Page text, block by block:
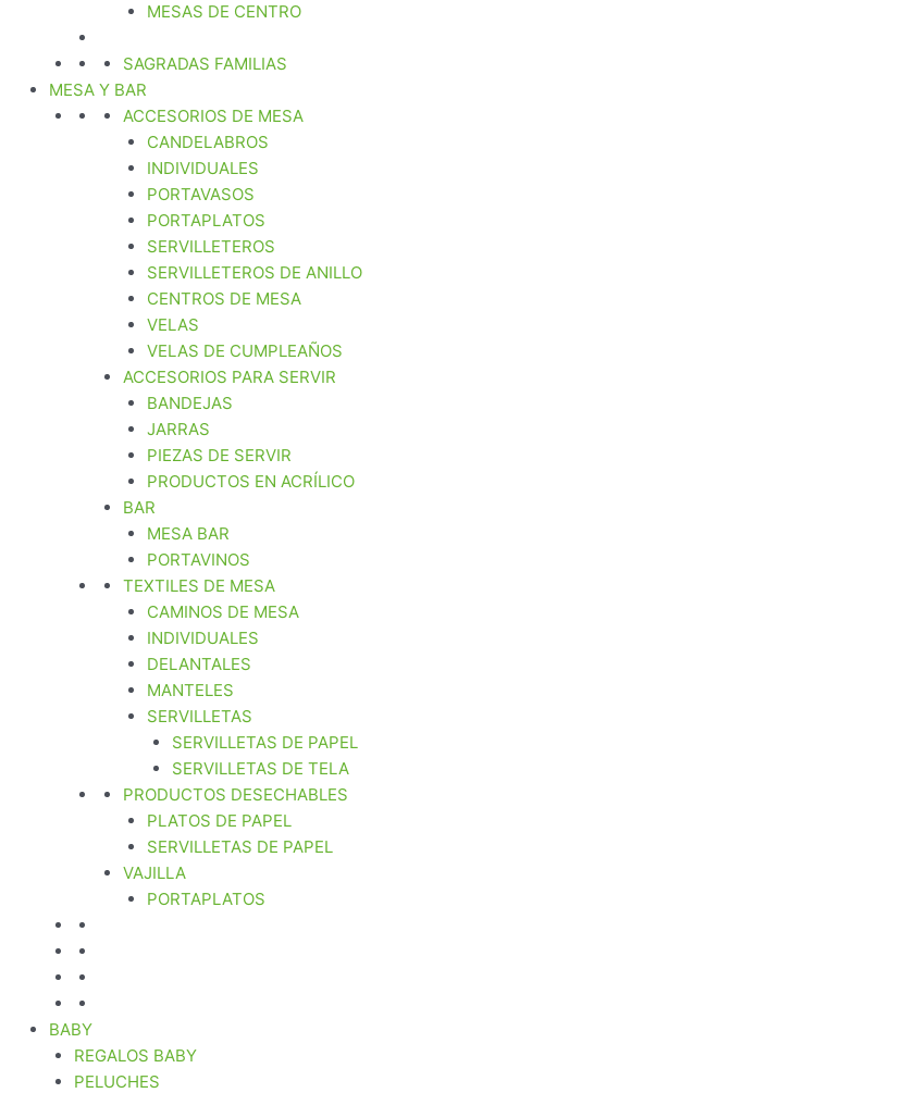
MESAS DE CENTRO
SAGRADAS FAMILIAS
MESA Y BAR
ACCESORIOS DE MESA
CANDELABROS
INDIVIDUALES
PORTAVASOS
PORTAPLATOS
SERVILLETEROS
SERVILLETEROS DE ANILLO
CENTROS DE MESA
VELAS
VELAS DE CUMPLEAÑOS
ACCESORIOS PARA SERVIR
BANDEJAS
JARRAS
PIEZAS DE SERVIR
PRODUCTOS EN ACRÍLICO
BAR
MESA BAR
PORTAVINOS
TEXTILES DE MESA
CAMINOS DE MESA
INDIVIDUALES
DELANTALES
MANTELES
SERVILLETAS
SERVILLETAS DE PAPEL
SERVILLETAS DE TELA
PRODUCTOS DESECHABLES
PLATOS DE PAPEL
SERVILLETAS DE PAPEL
VAJILLA
PORTAPLATOS
BABY
REGALOS BABY
PELUCHES